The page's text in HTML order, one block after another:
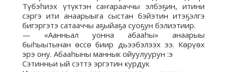
Түбэһиэх үтүктэн саҥарааччы элбэҕин, итини
сэргэ ити анаарыыга сыстан бэйэтин итэҕэлгэ
бигэргэтэ сатааччы аҕыйаҕа суоҕун бэлиэтиир.
— «Аанньал уонна абааһы» анаарыы
быһыытынан өссө биир дьээбэлээх ээ. Көрүөх
эрэ ону. Абааһыны маннык ойуулуурун :э
Сэтинньи ый сэттэ эргэтин курдук